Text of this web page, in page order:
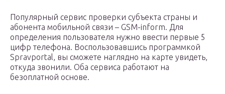
Популярный сервис проверки субъекта страны и
абонента мобильной связи – GSM-inform. Для
определения пользователя нужно ввести первые 5
цифр телефона. Воспользовавшись программкой
Spravportal, вы сможете наглядно на карте увидеть,
откуда звонили. Оба сервиса работают на
безоплатной основе.